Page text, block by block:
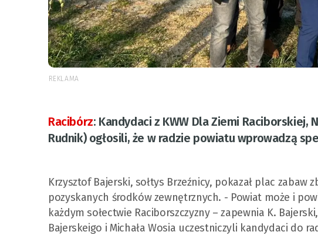
REKLAMA
Racibórz: Kandydaci z KWW Dla Ziemi Raciborskiej,
Rudnik) ogłosili, że w radzie powiatu wprowadzą
Krzysztof Bajerski, sołtys Brzeźnicy, pokazał plac
pozyskanych środków zewnętrznych. - Powiat może i
każdym sołectwie Raciborszczyzny – zapewnia K.
Bajerskeigo i Michała Wosia uczestniczyli kandydaci do